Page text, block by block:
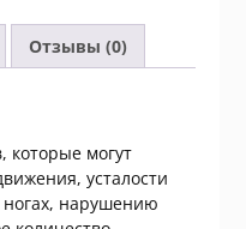
Отзывы (0)
которые могут
усталости
ногах, нарушению